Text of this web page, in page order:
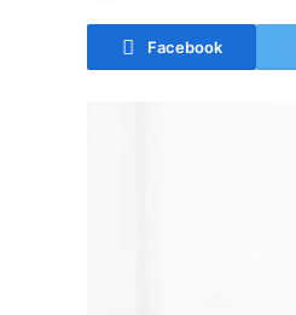
Facebook